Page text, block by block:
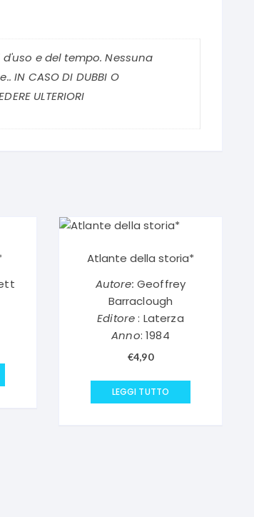
e del tempo. Nessuna
CASO DI DUBBI O
ULTERIORI
Atlante della storia*
Autore: Geoffrey
Barraclough
Editore: Laterza
Anno: 1984
€4,90
LEGGI TUTTO